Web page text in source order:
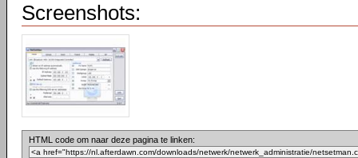
Screenshots:
HTML code om naar deze pagina te linken: